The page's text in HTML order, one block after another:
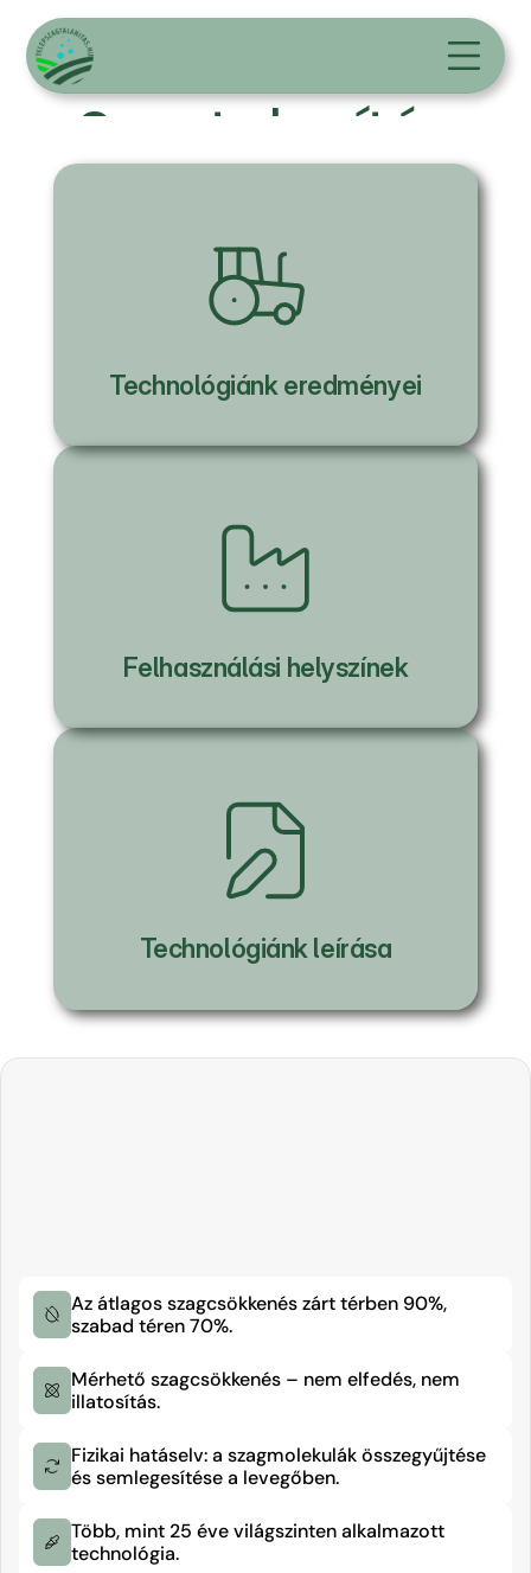
Szagtalanítás
Technológiánk eredményei
Felhasználási helyszínek
Technológiánk leírása
Az átlagos szagcsökkenés zárt térben 90%,
szabad téren 70%.
Mérhető szagcsökkenés – nem elfedés, nem
illatosítás.
Fizikai hatáselv: a szagmolekulák összegyűjtése
Több, mint 25 éve világszinten alkalmazott
technológia.